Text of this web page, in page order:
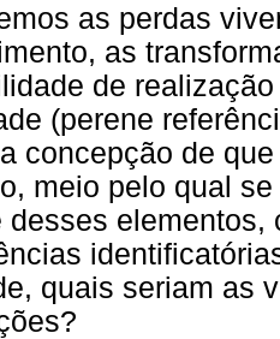
as perdas
as
de
(perene
concepção de
meio pelo qual
desses
quais seriam as